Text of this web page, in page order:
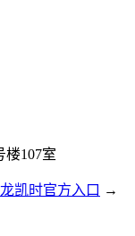
楼107室
凯时官方入口 →